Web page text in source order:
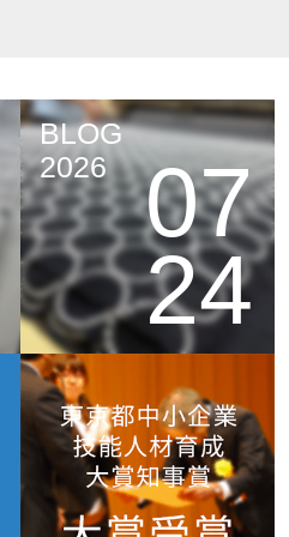
BLOG
2026
07
24